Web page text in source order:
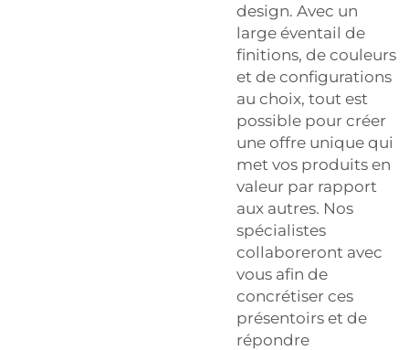
design. Avec un
large éventail de
finitions, de couleurs
et de configurations
au choix, tout est
possible pour créer
une offre unique qui
met vos produits en
valeur par rapport
aux autres. Nos
spécialistes
collaboreront avec
vous afin de
concrétiser ces
présentoirs et de
répondre